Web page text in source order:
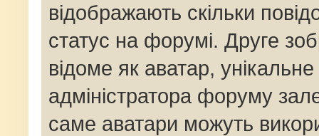
відображають скільки
статус на форумі. Друге
відоме як аватар,
адміністратора форуму
саме аватари можуть